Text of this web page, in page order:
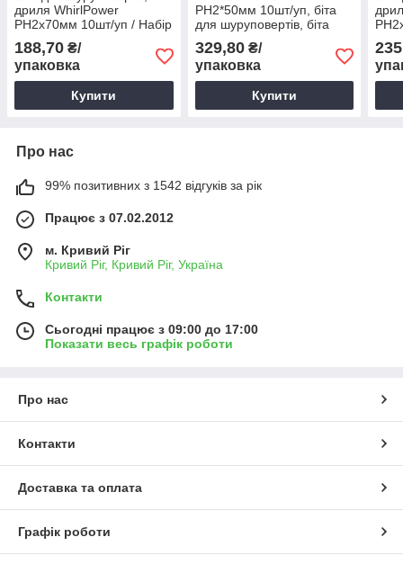
дриля WhirlPower
PH2х70мм 10шт/уп / Набір
хрестоподібних біт для
шуруповертів, дрилів
188,70 ₴/
упаковка
Купити
РН2*50мм 10шт/уп, біта
для шуруповертів, біта
для дрилей
329,80₴/
упаковка
Купити
Про нас
99% позитивних з 1542 відгуків за рік
Працює з 07.02.2012
м. Кривий Ріг
Кривий Ріг, Кривий Ріг, Україна
Контакти
Сьогодні працює з 09:00 до 17:00
Показати весь графік роботи
Про нас
Контакти
Доставка та оплата
Графік роботи